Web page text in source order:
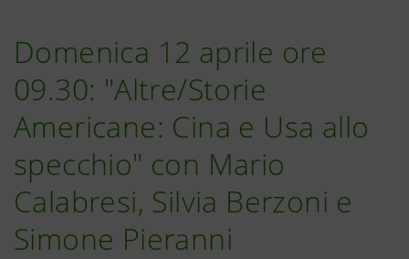
Domenica 12 aprile ore
09.30: "Altre/Storie
Americane: Cina e Usa allo
specchio" con Mario
Calabresi, Silvia Berzoni e
Simone Pieranni